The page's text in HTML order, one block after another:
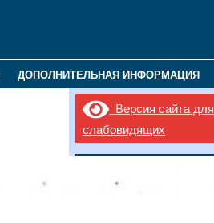
ДОПОЛНИТЕЛЬНАЯ ИНФОРМАЦИЯ
Версия сайта для
слабовидящих